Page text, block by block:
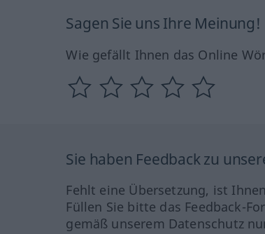
Sagen Sie uns Ihre Meinung!
Wie gefällt Ihnen das Online
Sie haben Feedback zu
Fehlt eine Übersetzung, ist
Füllen Sie bitte das Feedback-
gemäß unserem Datenschutz